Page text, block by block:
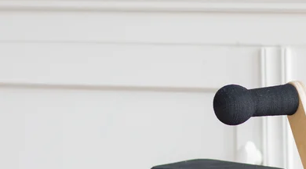
stunden.